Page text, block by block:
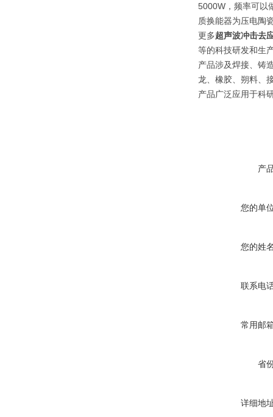
5000W，频率可以
质换能器为压电陶
更多超声波冲击去
等的科技研发和生
产品涉及焊接、铸
龙、橡胶、朔料、
产品广泛应用于科
产
您的单
您的姓
联系电
常用邮
省
详细地